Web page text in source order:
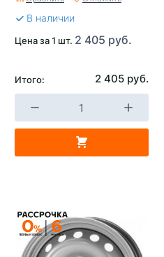
В наличии
Цена за 1 шт. 2 405 руб.
Итого: 2 405 руб.